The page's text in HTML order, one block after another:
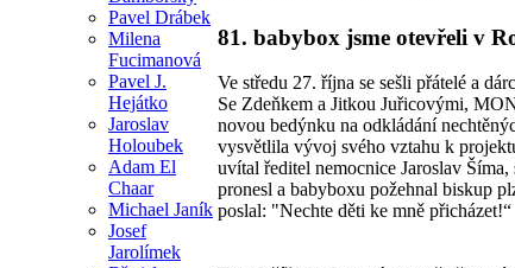
Pavel Drábek
Milena
Fucimanová
Pavel J.
Hejátko
Jaroslav
Holoubek
Adam El
Chaar
Michael Janík
Josef
Jarolímek
81. babybox jsme otevřeli v
Ve středu 27. října se sešli přátelé a
Se Zdeňkem a Jitkou Juřicovými,
novou bedýnku na odkládání
vysvětlila vývoj svého vztahu k
uvítal ředitel nemocnice Jaroslav
pronesl a babyboxu požehnal biskup
poslal: "Nechte děti ke mně přicházet!“